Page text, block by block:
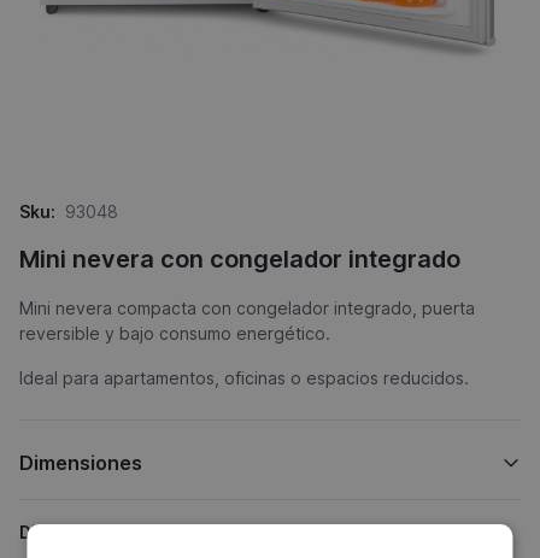
Sku: 93048
Mini nevera con congelador integrado
Mini nevera compacta con congelador integrado, puerta
reversible y bajo consumo energético.
Ideal para apartamentos, oficinas o espacios reducidos.
Dimensiones
Disponibilidad: